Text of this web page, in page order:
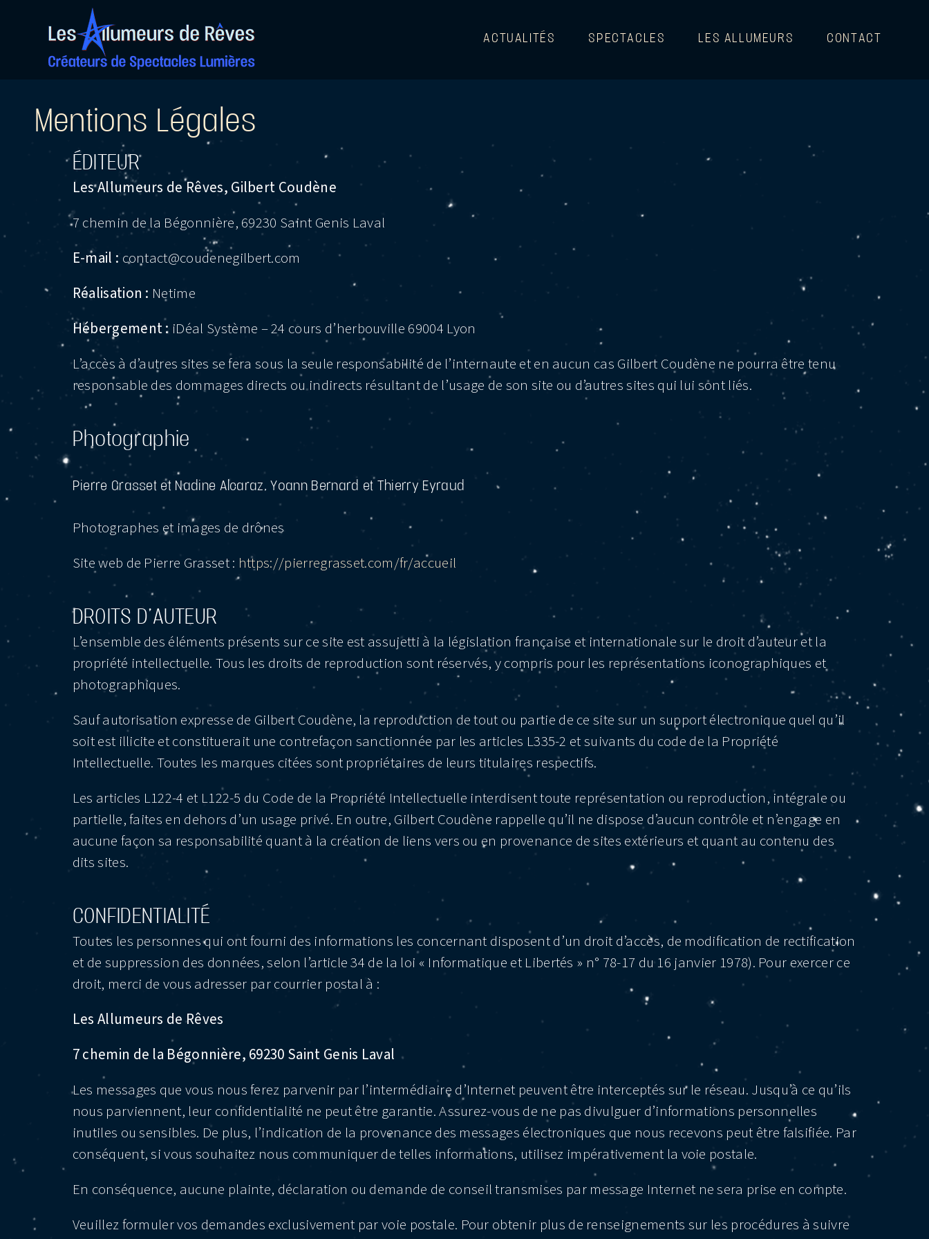
contenu
ACTUALITÉS SPECTACLES LES ALLUMEURS CONTACT
Mentions Légales
ÉDITEUR
Les Allumeurs de Rêves, Gilbert Coudène
7 chemin de la Bégonnière, 69230 Saint Genis Laval
E-mail : contact@coudenegilbert.com
Réalisation : Netime
Hébergement : iDéal Système – 24 cours d’herbouville 69004 Lyon
L’accès à d’autres sites se fera sous la seule responsabilité de l’internaute et en aucun cas Gilbert Coudène ne pourra être tenu
responsable des dommages directs ou indirects résultant de l’usage de son site ou d’autres sites qui lui sont liés.
Photographie
Pierre Grasset et Nadine Alcaraz, Yoann Bernard et Thierry Eyraud
Photographes et images de drônes
Site web de Pierre Grasset : https://pierregrasset.com/fr/accueil
DROITS D’AUTEUR
L’ensemble des éléments présents sur ce site est assujetti à la législation française et internationale sur le droit d’auteur et la
propriété intellectuelle. Tous les droits de reproduction sont réservés, y compris pour les représentations iconographiques et
photographiques.
Sauf autorisation expresse de Gilbert Coudène, la reproduction de tout ou partie de ce site sur un support électronique quel qu’il
soit est illicite et constituerait une contrefaçon sanctionnée par les articles L335-2 et suivants du code de la Propriété
Intellectuelle. Toutes les marques citées sont propriétaires de leurs titulaires respectifs.
Les articles L122-4 et L122-5 du Code de la Propriété Intellectuelle interdisent toute représentation ou reproduction, intégrale ou
partielle, faites en dehors d’un usage privé. En outre, Gilbert Coudène rappelle qu’il ne dispose d’aucun contrôle et n’engage en
aucune façon sa responsabilité quant à la création de liens vers ou en provenance de sites extérieurs et quant au contenu des
dits sites.
CONFIDENTIALITÉ
Toutes les personnes qui ont fourni des informations les concernant disposent d’un droit d’accès, de modification de rectification
et de suppression des données, selon l’article 34 de la loi « Informatique et Libertés » n° 78-17 du 16 janvier 1978). Pour exercer ce
droit, merci de vous adresser par courrier postal à :
Les Allumeurs de Rêves
7 chemin de la Bégonnière, 69230 Saint Genis Laval
Les messages que vous nous ferez parvenir par l’intermédiaire d’Internet peuvent être interceptés sur le réseau. Jusqu’à ce qu’ils
nous parviennent, leur confidentialité ne peut être garantie. Assurez-vous de ne pas divulguer d’informations personnelles
inutiles ou sensibles. De plus, l’indication de la provenance des messages électroniques que nous recevons peut être falsifiée. Par
conséquent, si vous souhaitez nous communiquer de telles informations, utilisez impérativement la voie postale.
En conséquence, aucune plainte, déclaration ou demande de conseil transmises par message Internet ne sera prise en compte.
Veuillez formuler vos demandes exclusivement par voie postale. Pour obtenir plus de renseignements sur les procédures à suivre